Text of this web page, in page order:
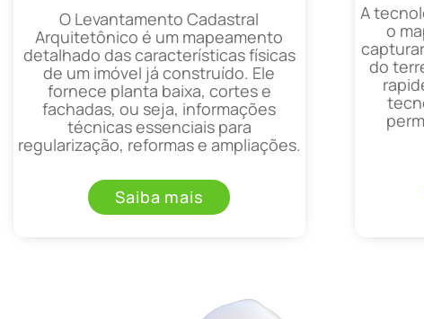
O Levantamento Cadastral
Arquitetônico é um mapeamento
detalhado das características físicas
de um imóvel já construído. Ele
fornece planta baixa, cortes e
fachadas, ou seja, informações
técnicas essenciais para
regularização, reformas e ampliações.
Saiba mais
A
o
do